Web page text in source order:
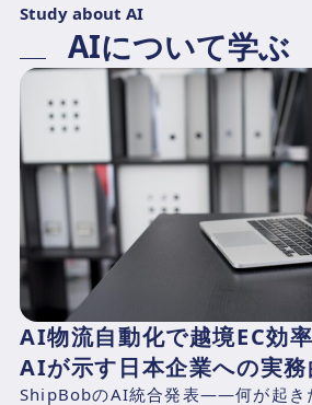
Study about AI
AIについて学ぶ
AI物流自動化で越境EC効
AIが示す日本企業への実務
ShipBobのAI統合発表——何が起き